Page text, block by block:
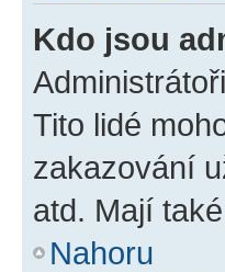
Kdo jsou
Tito lidé
zakazování
atd. Mají
Nahoru